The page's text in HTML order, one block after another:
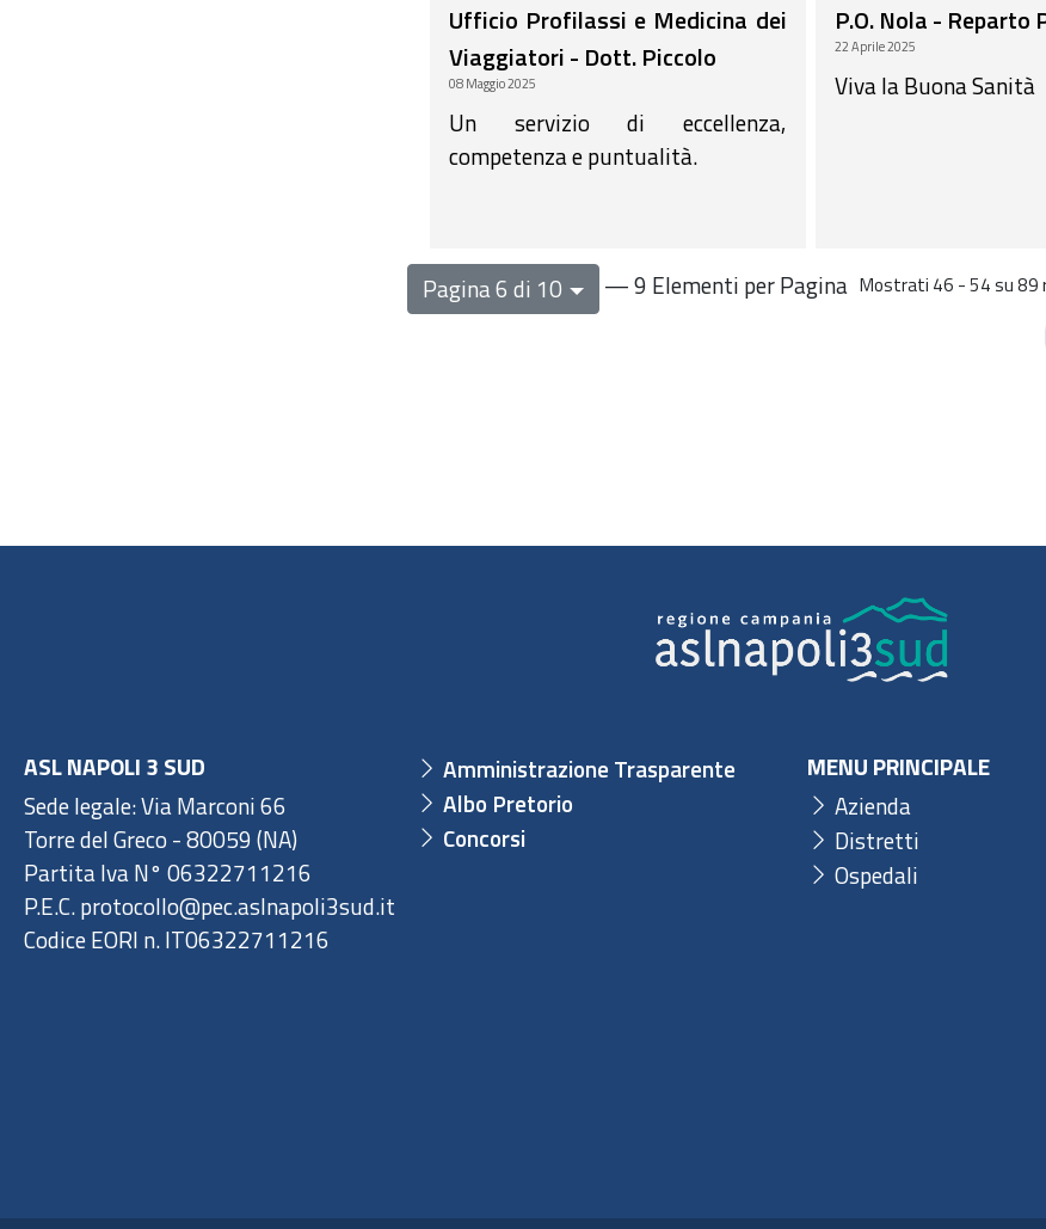
Ufficio Profilassi e Medicina dei
Viaggiatori - Dott. Piccolo
08 Maggio 2025
Un servizio di eccellenza,
competenza e puntualità.
P.O. Nola - Reparto
22 Aprile 2025
Viva la Buona Sanità
Pagina 6 di 10 — 9 Elementi per Pagina Mostrati 46 - 54 su 89
ASL NAPOLI 3 SUD
Sede legale: Via Marconi 66
Torre del Greco - 80059 (NA)
Partita Iva N° 06322711216
P.E.C. protocollo@pec.aslnapoli3sud.it
Codice EORI n. IT06322711216
Amministrazione Trasparente
Albo Pretorio
Concorsi
MENU PRINCIPALE
Azienda
Distretti
Ospedali